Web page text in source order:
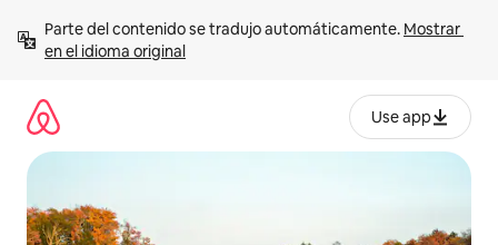
contenido
Parte del contenido se tradujo automáticamente. Mostrar
en el idioma original
Use app